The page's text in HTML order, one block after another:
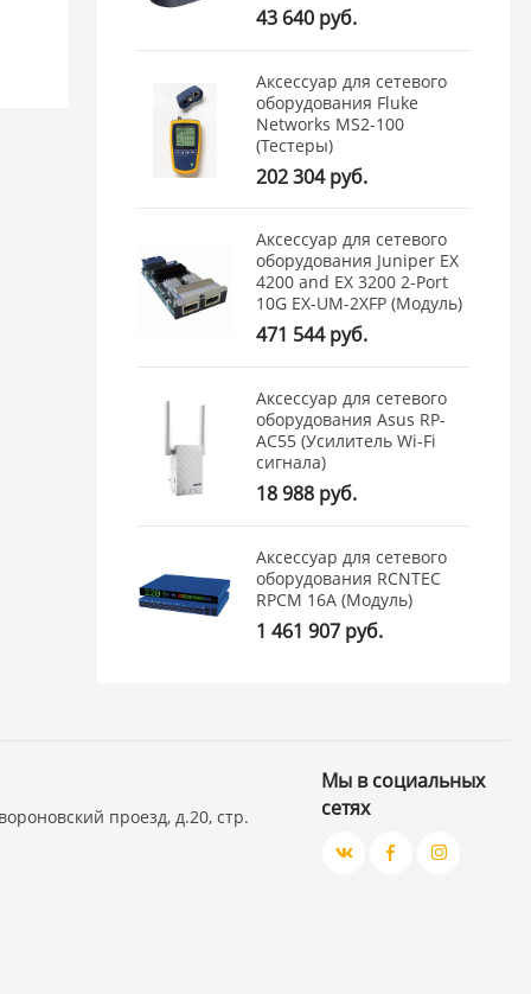
43 640 руб.
Аксессуар для сетевого
оборудования Fluke
Networks MS2-100
(Тестеры)
202 304 руб.
Аксессуар для сетевого
оборудования Juniper EX
4200 and EX 3200 2-Port
10G EX-UM-2XFP (Модуль)
471 544 руб.
Аксессуар для сетевого
оборудования Asus RP-
AC55 (Усилитель Wi-Fi
сигнала)
18 988 руб.
Аксессуар для сетевого
оборудования RCNTEC
RPCM 16A (Модуль)
1 461 907 руб.
проезд, д.20, стр.
Мы в социальных
сетях